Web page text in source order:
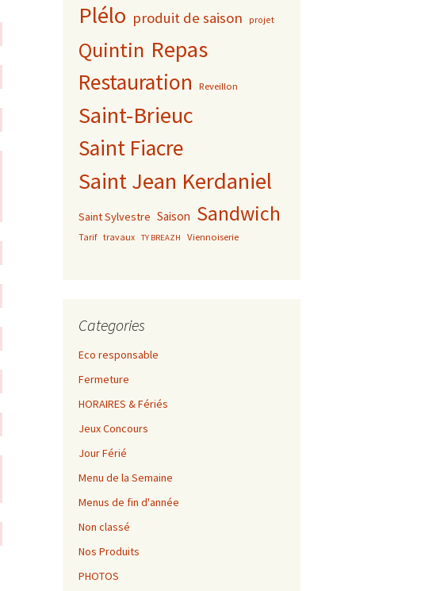
Plélo produit de saison projet
Quintin Repas
Restauration Reveillon
Saint-Brieuc
Saint Fiacre
Saint Jean Kerdaniel
Saint Sylvestre Saison Sandwich
Tarif travaux TY BREAZH Viennoiserie
Categories
Eco responsable
Fermeture
HORAIRES & Fériés
Jeux Concours
Jour Férié
Menu de la Semaine
Menus de fin d'année
Non classé
Nos Produits
PHOTOS